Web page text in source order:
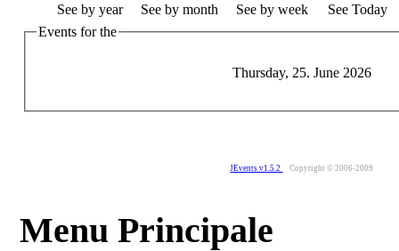
See by year See by month See by week
See Today
Events for the
Thursday, 25. June 2026
JEvents v1.5.2 Copyright © 2006-2009
Menu Principale